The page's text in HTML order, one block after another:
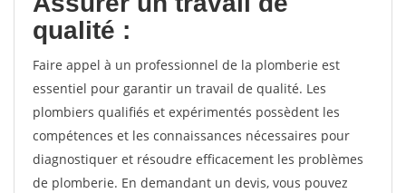
qualité :
Faire appel à un professionnel de la plomberie est
essentiel pour garantir un travail de qualité. Les
plombiers qualifiés et expérimentés possèdent les
compétences et les connaissances nécessaires pour
diagnostiquer et résoudre efficacement les problèmes
de plomberie. En demandant un devis, vous pouvez